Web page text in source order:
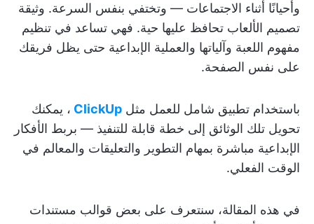
وأحيانًا أثناء الاجتماعات — وتختفي بنفس السرعة. وثيقة
تصميم الألعاب تحافظ عليها حية. فهي تساعد في تنظيم
مفهوم اللعبة وآلياتها والعملية الإبداعية حتى يظل فريقك
على نفس الصفحة.
باستخدام تطبيق شامل للعمل مثل ClickUp ، يمكنك
تحويل تلك الوثائق إلى خطة قابلة للتنفيذ — بربط الأفكار
الإبداعية مباشرة بمهام التطوير والتعليقات والمعالم في
الوقت الفعلي.
في هذه المقالة، سنتعرف على بعض قوالب مستندات